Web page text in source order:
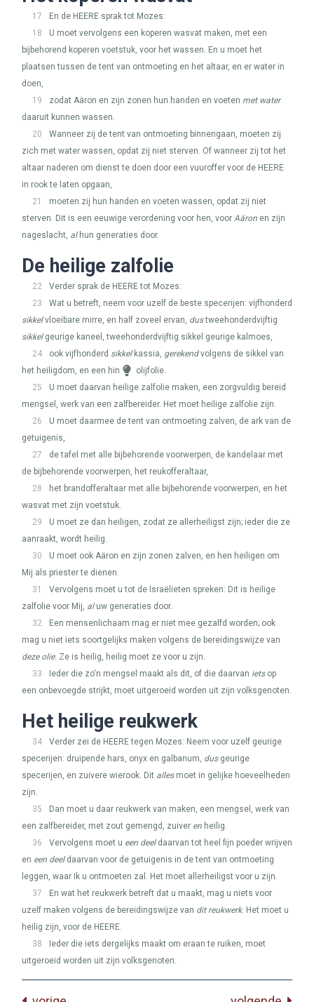
17 En de HEERE sprak tot Mozes:
18
U moet vervolgens een koperen wasvat maken, met een
bijbehorend koperen voetstuk, voor het wassen. En u moet het
plaatsen tussen de tent van ontmoeting en het altaar, en er water in
doen,
19
zodat Aäron en zijn zonen hun handen en voeten met water
daaruit kunnen wassen.
20
Wanneer zij de tent van ontmoeting binnengaan, moeten zij
zich met water wassen, opdat zij niet sterven. Of wanneer zij tot het
altaar naderen om dienst te doen door een vuuroffer voor de HEERE
in rook te laten opgaan,
21
moeten zij hun handen en voeten wassen, opdat zij niet
sterven. Dit is een eeuwige verordening voor hen, voor Aäron en zijn
nageslacht, alhun generaties door.
De heilige zalfolie
22 Verder sprak de HEEREtot Mozes:
23
Wat u betreft, neem voor uzelf de beste specerijen: vijfhonderd
sikkelvloeibare mirre, en half zoveel ervan, dustweehonderdvijftig
sikkelgeurige kaneel, tweehonderdvijftig sikkel geurige kalmoes,
24
ook vijfhonderd sikkelkassia, gerekendvolgens de sikkel van
het heiligdom, en een hin
olijfolie.
25
U moet daarvan heilige zalfolie maken, een zorgvuldig bereid
mengsel, werk van een zalfbereider. Het moet heilige zalfolie zijn.
26
U moet daarmee de tent van ontmoeting zalven, de ark van de
getuigenis,
27
de tafel met alle bijbehorende voorwerpen, de kandelaar met
de bijbehorende voorwerpen, het reukofferaltaar,
28
het brandofferaltaar met alle bijbehorende voorwerpen, en het
wasvat met zijn voetstuk.
29
U moet ze dan heiligen, zodat ze allerheiligst zijn; ieder die ze
aanraakt, wordt heilig.
30
U moet ook Aäron en zijn zonen zalven, en hen heiligen om
Mij als priester te dienen.
31
Vervolgens moet u tot de Israëlieten spreken: Dit is heilige
zalfolie voor Mij, aluw generaties door.
32
Een mensenlichaam mag er niet mee gezalfd worden; ook
mag u niet iets soortgelijks maken volgens de bereidingswijze van
deze olie. Ze is heilig, heilig moet ze voor u zijn.
33
Ieder die zo'n mengsel maakt als dit, of die daarvan ietsop
een onbevoegde strijkt, moet uitgeroeid worden uit zijn volksgenoten.
Het heilige reukwerk
34 Verder zei de HEEREtegen Mozes: Neem voor uzelf geurige
specerijen: druipende hars, onyx en galbanum, dusgeurige
specerijen, en zuivere wierook. Dit allesmoet in gelijke hoeveelheden
zijn.
35
Dan moet u daar reukwerk van maken, een mengsel, werk van
een zalfbereider, met zout gemengd, zuiver en heilig.
36
Vervolgens moet u een deeldaarvan tot heel fijn poeder wrijven
en een deeldaarvan voor de getuigenis in de tent van ontmoeting
leggen, waar Ik u ontmoeten zal. Het moet allerheiligst voor u zijn.
37
En wat het reukwerk betreft dat u maakt, mag u niets voor
uzelf maken volgens de bereidingswijze van dit reukwerk. Het moet u
heilig zijn, voor de HEERE.
38
Ieder die iets dergelijks maakt om eraan te ruiken, moet
uitgeroeid worden uit zijn volksgenoten.